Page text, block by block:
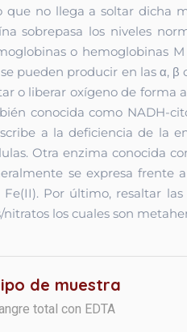
no llega a soltar dicha
sobrepasa los niveles
o hemoglobinas
pueden producir en las α,
o liberar oxígeno de forma
conocida como NADH-
a la deficiencia de la
Otra enzima conocida
se expresa
Por último, resaltar
los cuales son
de muestra
total con EDTA